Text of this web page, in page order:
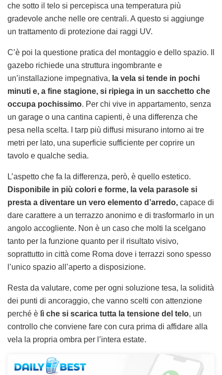
che sotto il telo si percepisca una temperatura più
gradevole anche nelle ore centrali. A questo si aggiunge
un trattamento di protezione dai raggi UV.
C’è poi la questione pratica del montaggio e dello spazio. Il
gazebo richiede una struttura ingombrante e
un’installazione impegnativa, la vela si tende in pochi
minuti e, a fine stagione, si ripiega in un sacchetto che
occupa pochissimo. Per chi vive in appartamento, senza
un garage o una cantina capienti, è una differenza che
pesa nella scelta. I tarp più diffusi misurano intorno ai tre
metri per lato, una superficie sufficiente per coprire un
tavolo e qualche sedia.
L’aspetto che fa la differenza, però, è quello estetico.
Disponibile in più colori e forme, la vela parasole si
presta a diventare un vero elemento d’arredo, capace di
dare carattere a un terrazzo anonimo e di trasformarlo in un
angolo accogliente. Non è un caso che molti la scelgano
tanto per la funzione quanto per il risultato visivo,
soprattutto in città come Roma dove i terrazzi sono spesso
l’unico spazio all’aperto a disposizione.
Resta da valutare, come per ogni soluzione tesa, la solidità
dei punti di ancoraggio, che vanno scelti con attenzione
perché è lì che si scarica tutta la tensione del telo, un
controllo che conviene fare con cura prima di affidare alla
vela la propria ombra per l’intera estate.